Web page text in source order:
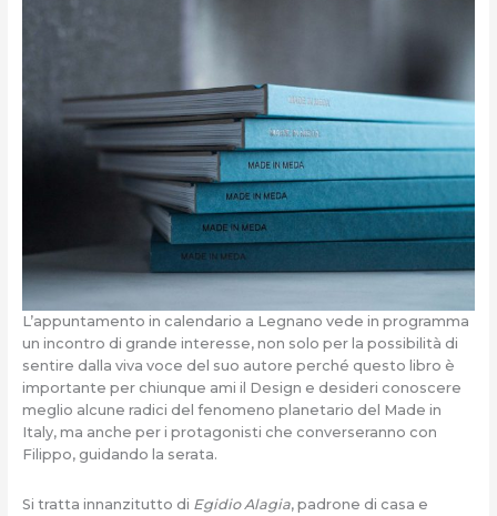
L’appuntamento in calendario a Legnano vede in programma
un incontro di grande interesse, non solo per la possibilità di
sentire dalla viva voce del suo autore perché questo libro è
importante per chiunque ami il Design e desideri conoscere
meglio alcune radici del fenomeno planetario del Made in
Italy, ma anche per i protagonisti che converseranno con
Filippo, guidando la serata.
Si tratta innanzitutto di Egidio Alagia, padrone di casa e